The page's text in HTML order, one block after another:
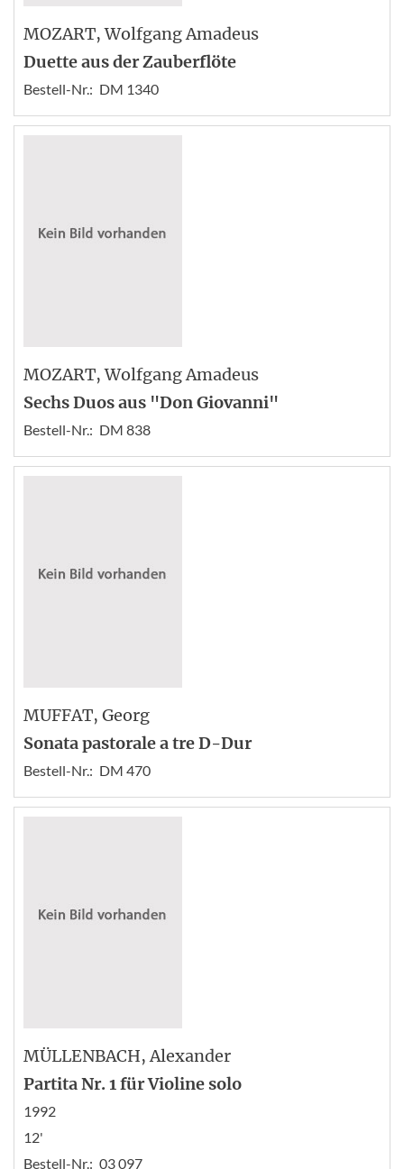
MOZART, Wolfgang Amadeus
Duette aus der Zauberflöte
Bestell-Nr.: DM 1340
MOZART, Wolfgang Amadeus
Sechs Duos aus "Don Giovanni"
Bestell-Nr.: DM 838
MUFFAT, Georg
Sonata pastorale a tre D-Dur
Bestell-Nr.: DM 470
MÜLLENBACH, Alexander
Partita Nr. 1 für Violine solo
1992
12'
Bestell-Nr.: 03 097